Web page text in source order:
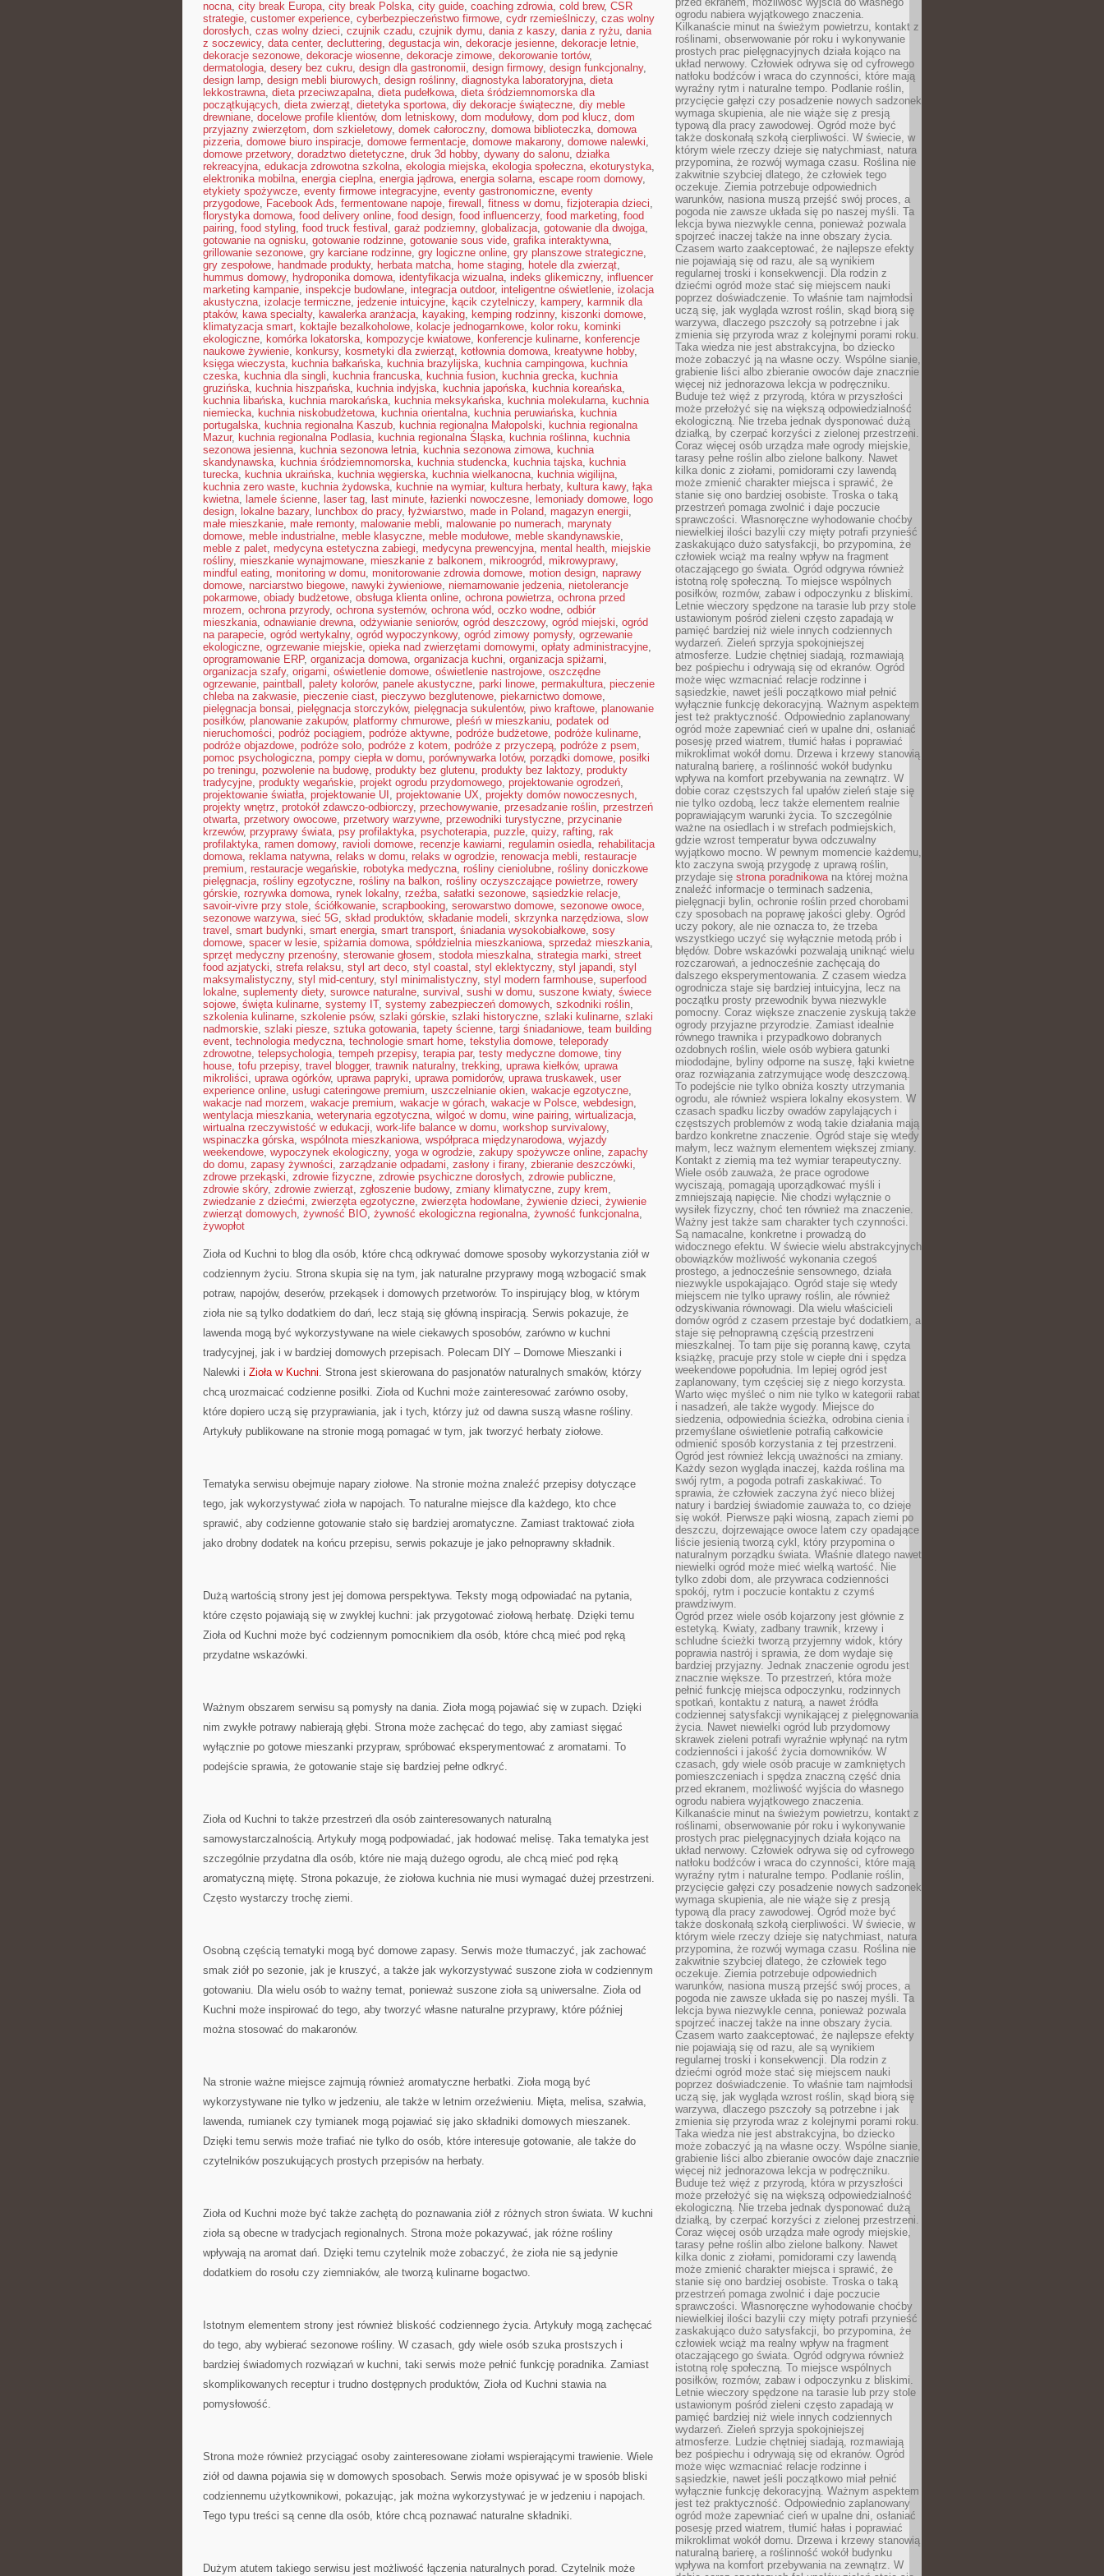
nocna, city break Europa, city break Polska, city guide, coaching zdrowia, cold brew, CSR
strategie, customer experience, cyberbezpieczeństwo firmowe, cydr rzemieślniczy, czas wolny
dorosłych, czas wolny dzieci, czujnik czadu, czujnik dymu, dania z kaszy, dania z ryżu, dania
z soczewicy, data center, decluttering, degustacja win, dekoracje jesienne, dekoracje letnie,
dekoracje sezonowe, dekoracje wiosenne, dekoracje zimowe, dekorowanie tortów,
dermatologia, desery bez cukru, design dla gastronomii, design firmowy, design funkcjonalny,
design lamp, design mebli biurowych, design roślinny, diagnostyka laboratoryjna, dieta
lekkostrawna, dieta przeciwzapalna, dieta pudełkowa, dieta śródziemnomorska dla
początkujących, dieta zwierząt, dietetyka sportowa, diy dekoracje świąteczne, diy meble
drewniane, docelowe profile klientów, dom letniskowy, dom modułowy, dom pod klucz, dom
przyjazny zwierzętom, dom szkieletowy, domek całoroczny, domowa biblioteczka, domowa
pizzeria, domowe biuro inspiracje, domowe fermentacje, domowe makarony, domowe nalewki,
domowe przetwory, doradztwo dietetyczne, druk 3d hobby, dywany do salonu, działka
rekreacyjna, edukacja zdrowotna szkolna, ekologia miejska, ekologia społeczna, ekoturystyka,
elektronika mobilna, energia cieplna, energia jądrowa, energia solarna, escape room domowy,
etykiety spożywcze, eventy firmowe integracyjne, eventy gastronomiczne, eventy
przygodowe, Facebook Ads, fermentowane napoje, firewall , fitness w domu, fizjoterapia dzieci,
florystyka domowa, food delivery online, food design, food influencerzy, food marketing, food
pairing, food styling, food truck festival , garaż podziemny, globalizacja, gotowanie dla dwojga,
gotowanie na ognisku, gotowanie rodzinne, gotowanie sous vide, grafika interaktywna,
grillowanie sezonowe, gry karciane rodzinne, gry logiczne online, gry planszowe strategiczne,
gry zespołowe, handmade produkty, herbata matcha, home staging, hotele dla zwierząt,
hummus domowy, hydroponika domowa, identyfikacja wizualna, indeks glikemiczny, influencer
marketing kampanie, inspekcje budowlane, integracja outdoor, inteligentne oświetlenie, izolacja
akustyczna, izolacje termiczne, jedzenie intuicyjne, kącik czytelniczy, kampery, karmnik dla
ptaków, kawa specialty, kawalerka aranżacja, kayaking, kemping rodzinny, kiszonki domowe,
klimatyzacja smart, koktajle bezalkoholowe, kolacje jednogarnkowe, kolor roku, kominki
ekologiczne, komórka lokatorska, kompozycje kwiatowe, konferencje kulinarne, konferencje
naukowe żywienie, konkursy, kosmetyki dla zwierząt, kotłownia domowa, kreatywne hobby,
księga wieczysta, kuchnia bałkańska, kuchnia brazylijska, kuchnia campingowa, kuchnia
czeska, kuchnia dla singli, kuchnia francuska, kuchnia fusion, kuchnia grecka, kuchnia
gruzińska, kuchnia hiszpańska, kuchnia indyjska, kuchnia japońska, kuchnia koreańska,
kuchnia libańska, kuchnia marokańska, kuchnia meksykańska, kuchnia molekularna, kuchnia
niemiecka, kuchnia niskobudżetowa, kuchnia orientalna, kuchnia peruwiańska, kuchnia
portugalska, kuchnia regionalna Kaszub, kuchnia regionalna Małopolski, kuchnia regionalna
Mazur, kuchnia regionalna Podlasia, kuchnia regionalna Śląska, kuchnia roślinna, kuchnia
sezonowa jesienna, kuchnia sezonowa letnia, kuchnia sezonowa zimowa, kuchnia
skandynawska, kuchnia śródziemnomorska, kuchnia studencka, kuchnia tajska, kuchnia
turecka, kuchnia ukraińska, kuchnia węgierska, kuchnia wielkanocna, kuchnia wigilijna,
kuchnia zero waste, kuchnia żydowska, kuchnie na wymiar, kultura herbaty, kultura kawy, łąka
kwietna, lamele ścienne, laser tag, last minute, łazienki nowoczesne, lemoniady domowe, logo
design, lokalne bazary, lunchbox do pracy, łyżwiarstwo, made in Poland, magazyn energii,
małe mieszkanie, małe remonty, malowanie mebli, malowanie po numerach, marynaty
domowe, meble industrialne, meble klasyczne, meble modułowe, meble skandynawskie,
meble z palet, medycyna estetyczna zabiegi, medycyna prewencyjna, mental health, miejskie
rośliny, mieszkanie wynajmowane, mieszkanie z balkonem, mikroogród, mikrowyprawy,
mindful eating, monitoring w domu, monitorowanie zdrowia domowe, motion design, naprawy
domowe, narciarstwo biegowe, nawyki żywieniowe, niemarnowanie jedzenia, nietolerancje
pokarmowe, obiady budżetowe, obsługa klienta online, ochrona powietrza, ochrona przed
mrozem, ochrona przyrody, ochrona systemów, ochrona wód, oczko wodne, odbiór
mieszkania, odnawianie drewna, odżywianie seniorów, ogród deszczowy, ogród miejski, ogród
na parapecie, ogród wertykalny, ogród wypoczynkowy, ogród zimowy pomysły, ogrzewanie
ekologiczne, ogrzewanie miejskie, opieka nad zwierzętami domowymi, opłaty administracyjne,
oprogramowanie ERP, organizacja domowa, organizacja kuchni, organizacja spiżarni,
organizacja szafy, origami, oświetlenie domowe, oświetlenie nastrojowe, oszczędne
ogrzewanie, paintball , palety kolorów, panele akustyczne, parki linowe, permakultura, pieczenie
chleba na zakwasie, pieczenie ciast, pieczywo bezglutenowe, piekarnictwo domowe,
pielęgnacja bonsai, pielęgnacja storczyków, pielęgnacja sukulentów, piwo kraftowe, planowanie
posiłków, planowanie zakupów, platformy chmurowe, pleśń w mieszkaniu, podatek od
nieruchomości, podróż pociągiem, podróże aktywne, podróże budżetowe, podróże kulinarne,
podróże objazdowe, podróże solo, podróże z kotem, podróże z przyczepą, podróże z psem,
pomoc psychologiczna, pompy ciepła w domu, porównywarka lotów, porządki domowe, posiłki
po treningu, pozwolenie na budowę, produkty bez glutenu, produkty bez laktozy, produkty
tradycyjne, produkty wegańskie, projekt ogrodu przydomowego, projektowanie ogrodzeń,
projektowanie światła, projektowanie UI , projektowanie UX, projekty domów nowoczesnych,
projekty wnętrz, protokół zdawczo-odbiorczy, przechowywanie, przesadzanie roślin, przestrzeń
otwarta, przetwory owocowe, przetwory warzywne, przewodniki turystyczne, przycinanie
krzewów, przyprawy świata, psy profilaktyka, psychoterapia, puzzle, quizy, rafting, rak
profilaktyka, ramen domowy, ravioli domowe, recenzje kawiarni, regulamin osiedla, rehabilitacja
domowa, reklama natywna, relaks w domu, relaks w ogrodzie, renowacja mebli, restauracje
premium, restauracje wegańskie, robotyka medyczna, rośliny cieniolubne, rośliny doniczkowe
pielęgnacja, rośliny egzotyczne, rośliny na balkon, rośliny oczyszczające powietrze, rowery
górskie, rozrywka domowa, rynek lokalny, rzeźba, sałatki sezonowe, sąsiedzkie relacje,
savoir-vivre przy stole, ściółkowanie, scrapbooking, serowarstwo domowe, sezonowe owoce,
sezonowe warzywa, sieć 5G, skład produktów, składanie modeli, skrzynka narzędziowa, slow
travel , smart budynki, smart energia, smart transport, śniadania wysokobiałkowe, sosy
domowe, spacer w lesie, spiżarnia domowa, spółdzielnia mieszkaniowa, sprzedaż mieszkania,
sprzęt medyczny przenośny, sterowanie głosem, stodoła mieszkalna, strategia marki, street
food azjatycki, strefa relaksu, styl art deco, styl coastal , styl eklektyczny, styl japandi, styl
maksymalistyczny, styl mid-century, styl minimalistyczny, styl modern farmhouse, superfood
lokalne, suplementy diety, surowce naturalne, survival , sushi w domu, suszone kwiaty, świece
sojowe, święta kulinarne, systemy IT, systemy zabezpieczeń domowych, szkodniki roślin,
szkolenia kulinarne, szkolenie psów, szlaki górskie, szlaki historyczne, szlaki kulinarne, szlaki
nadmorskie, szlaki piesze, sztuka gotowania, tapety ścienne, targi śniadaniowe, team building
event, technologia medyczna, technologie smart home, tekstylia domowe, teleporady
zdrowotne, telepsychologia, tempeh przepisy, terapia par, testy medyczne domowe, tiny
house, tofu przepisy, travel blogger, trawnik naturalny, trekking, uprawa kiełków, uprawa
mikroliści, uprawa ogórków, uprawa papryki, uprawa pomidorów, uprawa truskawek, user
experience online, usługi cateringowe premium, uszczelnianie okien, wakacje egzotyczne,
wakacje nad morzem, wakacje premium, wakacje w górach, wakacje w Polsce, webdesign,
wentylacja mieszkania, weterynaria egzotyczna, wilgoć w domu, wine pairing, wirtualizacja,
wirtualna rzeczywistość w edukacji, work-life balance w domu, workshop survivalowy,
wspinaczka górska, wspólnota mieszkaniowa, współpraca międzynarodowa, wyjazdy
weekendowe, wypoczynek ekologiczny, yoga w ogrodzie, zakupy spożywcze online, zapachy
do domu, zapasy żywności, zarządzanie odpadami, zasłony i firany, zbieranie deszczówki,
zdrowe przekąski, zdrowie fizyczne, zdrowie psychiczne dorosłych, zdrowie publiczne,
zdrowie skóry, zdrowie zwierząt, zgłoszenie budowy, zmiany klimatyczne, zupy krem,
zwiedzanie z dziećmi, zwierzęta egzotyczne, zwierzęta hodowlane, żywienie dzieci, żywienie
zwierząt domowych, żywność BIO, żywność ekologiczna regionalna, żywność funkcjonalna,
żywopłot
Zioła od Kuchni to blog dla osób, które chcą odkrywać domowe sposoby wykorzystania ziół w
codziennym życiu. Strona skupia się na tym, jak naturalne przyprawy mogą wzbogacić smak
potraw, napojów, deserów, przekąsek i domowych przetworów. To inspirujący blog, w którym
zioła nie są tylko dodatkiem do dań, lecz stają się główną inspiracją. Serwis pokazuje, że
lawenda mogą być wykorzystywane na wiele ciekawych sposobów, zarówno w kuchni
tradycyjnej, jak i w bardziej domowych przepisach. Polecam DIY – Domowe Mieszanki i
Nalewki i Zioła w Kuchni. Strona jest skierowana do pasjonatów naturalnych smaków, którzy
chcą urozmaicać codzienne posiłki. Zioła od Kuchni może zainteresować zarówno osoby,
które dopiero uczą się przyprawiania, jak i tych, którzy już od dawna suszą własne rośliny.
Artykuły publikowane na stronie mogą pomagać w tym, jak tworzyć herbaty ziołowe.
Tematyka serwisu obejmuje napary ziołowe. Na stronie można znaleźć przepisy dotyczące
tego, jak wykorzystywać zioła w napojach. To naturalne miejsce dla każdego, kto chce
sprawić, aby codzienne gotowanie stało się bardziej aromatyczne. Zamiast traktować zioła
jako drobny dodatek na końcu przepisu, serwis pokazuje je jako pełnoprawny składnik.
Dużą wartością strony jest jej domowa perspektywa. Teksty mogą odpowiadać na pytania,
które często pojawiają się w zwykłej kuchni: jak przygotować ziołową herbatę. Dzięki temu
Zioła od Kuchni może być codziennym pomocnikiem dla osób, które chcą mieć pod ręką
przydatne wskazówki.
Ważnym obszarem serwisu są pomysły na dania. Zioła mogą pojawiać się w zupach. Dzięki
nim zwykłe potrawy nabierają głębi. Strona może zachęcać do tego, aby zamiast sięgać
wyłącznie po gotowe mieszanki przypraw, spróbować eksperymentować z aromatami. To
podejście sprawia, że gotowanie staje się bardziej pełne odkryć.
Zioła od Kuchni to także przestrzeń dla osób zainteresowanych naturalną
samowystarczalnością. Artykuły mogą podpowiadać, jak hodować melisę. Taka tematyka jest
szczególnie przydatna dla osób, które nie mają dużego ogrodu, ale chcą mieć pod ręką
aromatyczną miętę. Strona pokazuje, że ziołowa kuchnia nie musi wymagać dużej przestrzeni.
Często wystarczy trochę ziemi.
Osobną częścią tematyki mogą być domowe zapasy. Serwis może tłumaczyć, jak zachować
smak ziół po sezonie, jak je kruszyć, a także jak wykorzystywać suszone zioła w codziennym
gotowaniu. Dla wielu osób to ważny temat, ponieważ suszone zioła są uniwersalne. Zioła od
Kuchni może inspirować do tego, aby tworzyć własne naturalne przyprawy, które później
można stosować do makaronów.
Na stronie ważne miejsce zajmują również aromatyczne herbatki. Zioła mogą być
wykorzystywane nie tylko w jedzeniu, ale także w letnim orzeźwieniu. Mięta, melisa, szałwia,
lawenda, rumianek czy tymianek mogą pojawiać się jako składniki domowych mieszanek.
Dzięki temu serwis może trafiać nie tylko do osób, które interesuje gotowanie, ale także do
czytelników poszukujących prostych przepisów na herbaty.
Zioła od Kuchni może być także zachętą do poznawania ziół z różnych stron świata. W kuchni
zioła są obecne w tradycjach regionalnych. Strona może pokazywać, jak różne rośliny
wpływają na aromat dań. Dzięki temu czytelnik może zobaczyć, że zioła nie są jedynie
dodatkiem do rosołu czy ziemniaków, ale tworzą kulinarne bogactwo.
Istotnym elementem strony jest również bliskość codziennego życia. Artykuły mogą zachęcać
do tego, aby wybierać sezonowe rośliny. W czasach, gdy wiele osób szuka prostszych i
bardziej świadomych rozwiązań w kuchni, taki serwis może pełnić funkcję poradnika. Zamiast
skomplikowanych receptur i trudno dostępnych produktów, Zioła od Kuchni stawia na
pomysłowość.
Strona może również przyciągać osoby zainteresowane ziołami wspierającymi trawienie. Wiele
ziół od dawna pojawia się w domowych sposobach. Serwis może opisywać je w sposób bliski
codziennemu użytkownikowi, pokazując, jak można wykorzystywać je w jedzeniu i napojach.
Tego typu treści są cenne dla osób, które chcą poznawać naturalne składniki.
Dużym atutem takiego serwisu jest możliwość łączenia naturalnych porad. Czytelnik może
ogrodu nabiera wyjątkowego znaczenia.
Kilkanaście minut na świeżym powietrzu, kontakt z
roślinami, obserwowanie pór roku i wykonywanie
prostych prac pielęgnacyjnych działa kojąco na
układ nerwowy. Człowiek odrywa się od cyfrowego
natłoku bodźców i wraca do czynności, które mają
wyraźny rytm i naturalne tempo. Podlanie roślin,
przycięcie gałęzi czy posadzenie nowych sadzonek
wymaga skupienia, ale nie wiąże się z presją
typową dla pracy zawodowej. Ogród może być
także doskonałą szkołą cierpliwości. W świecie, w
którym wiele rzeczy dzieje się natychmiast, natura
przypomina, że rozwój wymaga czasu. Roślina nie
zakwitnie szybciej dlatego, że człowiek tego
oczekuje. Ziemia potrzebuje odpowiednich
warunków, nasiona muszą przejść swój proces, a
pogoda nie zawsze układa się po naszej myśli. Ta
lekcja bywa niezwykle cenna, ponieważ pozwala
spojrzeć inaczej także na inne obszary życia.
Czasem warto zaakceptować, że najlepsze efekty
nie pojawiają się od razu, ale są wynikiem
regularnej troski i konsekwencji. Dla rodzin z
dziećmi ogród może stać się miejscem nauki
poprzez doświadczenie. To właśnie tam najmłodsi
uczą się, jak wygląda wzrost roślin, skąd biorą się
warzywa, dlaczego pszczoły są potrzebne i jak
zmienia się przyroda wraz z kolejnymi porami roku.
Taka wiedza nie jest abstrakcyjna, bo dziecko
może zobaczyć ją na własne oczy. Wspólne sianie,
grabienie liści albo zbieranie owoców daje znacznie
więcej niż jednorazowa lekcja w podręczniku.
Buduje też więź z przyrodą, która w przyszłości
może przełożyć się na większą odpowiedzialność
ekologiczną. Nie trzeba jednak dysponować dużą
działką, by czerpać korzyści z zielonej przestrzeni.
Coraz więcej osób urządza małe ogrody miejskie,
tarasy pełne roślin albo zielone balkony. Nawet
kilka donic z ziołami, pomidorami czy lawendą
może zmienić charakter miejsca i sprawić, że
stanie się ono bardziej osobiste. Troska o taką
przestrzeń pomaga zwolnić i daje poczucie
sprawczości. Własnoręczne wyhodowanie choćby
niewielkiej ilości bazylii czy mięty potrafi przynieść
zaskakująco dużo satysfakcji, bo przypomina, że
człowiek wciąż ma realny wpływ na fragment
otaczającego go świata. Ogród odgrywa również
istotną rolę społeczną. To miejsce wspólnych
posiłków, rozmów, zabaw i odpoczynku z bliskimi.
Letnie wieczory spędzone na tarasie lub przy stole
ustawionym pośród zieleni często zapadają w
pamięć bardziej niż wiele innych codziennych
wydarzeń. Zieleń sprzyja spokojniejszej
atmosferze. Ludzie chętniej siadają, rozmawiają
bez pośpiechu i odrywają się od ekranów. Ogród
może więc wzmacniać relacje rodzinne i
sąsiedzkie, nawet jeśli początkowo miał pełnić
wyłącznie funkcję dekoracyjną. Ważnym aspektem
jest też praktyczność. Odpowiednio zaplanowany
ogród może zapewniać cień w upalne dni, osłaniać
posesję przed wiatrem, tłumić hałas i poprawiać
mikroklimat wokół domu. Drzewa i krzewy stanowią
naturalną barierę, a roślinność wokół budynku
wpływa na komfort przebywania na zewnątrz. W
dobie coraz częstszych fal upałów zieleń staje się
nie tylko ozdobą, lecz także elementem realnie
poprawiającym warunki życia. To szczególnie
ważne na osiedlach i w strefach podmiejskich,
gdzie wzrost temperatur bywa odczuwalny
wyjątkowo mocno. W pewnym momencie każdemu,
kto zaczyna swoją przygodę z uprawą roślin,
przydaje się strona poradnikowana której można
znaleźć informacje o terminach sadzenia,
pielęgnacji bylin, ochronie roślin przed chorobami
czy sposobach na poprawę jakości gleby. Ogród
uczy pokory, ale nie oznacza to, że trzeba
wszystkiego uczyć się wyłącznie metodą prób i
błędów. Dobre wskazówki pozwalają uniknąć wielu
rozczarowań, a jednocześnie zachęcają do
dalszego eksperymentowania. Z czasem wiedza
ogrodnicza staje się bardziej intuicyjna, lecz na
początku prosty przewodnik bywa niezwykle
pomocny. Coraz większe znaczenie zyskują także
ogrody przyjazne przyrodzie. Zamiast idealnie
równego trawnika i przypadkowo dobranych
ozdobnych roślin, wiele osób wybiera gatunki
miododajne, byliny odporne na suszę, łąki kwietne
oraz rozwiązania zatrzymujące wodę deszczową.
To podejście nie tylko obniża koszty utrzymania
ogrodu, ale również wspiera lokalny ekosystem. W
czasach spadku liczby owadów zapylających i
częstszych problemów z wodą takie działania mają
bardzo konkretne znaczenie. Ogród staje się wtedy
małym, lecz ważnym elementem większej zmiany.
Kontakt z ziemią ma też wymiar terapeutyczny.
Wiele osób zauważa, że prace ogrodowe
wyciszają, pomagają uporządkować myśli i
zmniejszają napięcie. Nie chodzi wyłącznie o
wysiłek fizyczny, choć ten również ma znaczenie.
Ważny jest także sam charakter tych czynności.
Są namacalne, konkretne i prowadzą do
widocznego efektu. W świecie wielu abstrakcyjnych
obowiązków możliwość wykonania czegoś
prostego, a jednocześnie sensownego, działa
niezwykle uspokajająco. Ogród staje się wtedy
miejscem nie tylko uprawy roślin, ale również
odzyskiwania równowagi. Dla wielu właścicieli
domów ogród z czasem przestaje być dodatkiem, a
staje się pełnoprawną częścią przestrzeni
mieszkalnej. To tam pije się poranną kawę, czyta
książkę, pracuje przy stole w ciepłe dni i spędza
weekendowe popołudnia. Im lepiej ogród jest
zaplanowany, tym częściej się z niego korzysta.
Warto więc myśleć o nim nie tylko w kategorii rabat
i nasadzeń, ale także wygody. Miejsce do
siedzenia, odpowiednia ścieżka, odrobina cienia i
przemyślane oświetlenie potrafią całkowicie
odmienić sposób korzystania z tej przestrzeni.
Ogród jest również lekcją uważności na zmiany.
Każdy sezon wygląda inaczej, każda roślina ma
swój rytm, a pogoda potrafi zaskakiwać. To
sprawia, że człowiek zaczyna żyć nieco bliżej
natury i bardziej świadomie zauważa to, co dzieje
się wokół. Pierwsze pąki wiosną, zapach ziemi po
deszczu, dojrzewające owoce latem czy opadające
liście jesienią tworzą cykl, który przypomina o
naturalnym porządku świata. Właśnie dlatego nawet
niewielki ogród może mieć wielką wartość. Nie
tylko zdobi dom, ale przywraca codzienności
spokój, rytm i poczucie kontaktu z czymś
prawdziwym.
Ogród przez wiele osób kojarzony jest głównie z
estetyką. Kwiaty, zadbany trawnik, krzewy i
schludne ścieżki tworzą przyjemny widok, który
poprawia nastrój i sprawia, że dom wydaje się
bardziej przyjazny. Jednak znaczenie ogrodu jest
znacznie większe. To przestrzeń, która może
pełnić funkcję miejsca odpoczynku, rodzinnych
spotkań, kontaktu z naturą, a nawet źródła
codziennej satysfakcji wynikającej z pielęgnowania
życia. Nawet niewielki ogród lub przydomowy
skrawek zieleni potrafi wyraźnie wpłynąć na rytm
codzienności i jakość życia domowników. W
czasach, gdy wiele osób pracuje w zamkniętych
pomieszczeniach i spędza znaczną część dnia
przed ekranem, możliwość wyjścia do własnego
ogrodu nabiera wyjątkowego znaczenia.
Kilkanaście minut na świeżym powietrzu, kontakt z
roślinami, obserwowanie pór roku i wykonywanie
prostych prac pielęgnacyjnych działa kojąco na
układ nerwowy. Człowiek odrywa się od cyfrowego
natłoku bodźców i wraca do czynności, które mają
wyraźny rytm i naturalne tempo. Podlanie roślin,
przycięcie gałęzi czy posadzenie nowych sadzonek
wymaga skupienia, ale nie wiąże się z presją
typową dla pracy zawodowej. Ogród może być
także doskonałą szkołą cierpliwości. W świecie, w
którym wiele rzeczy dzieje się natychmiast, natura
przypomina, że rozwój wymaga czasu. Roślina nie
zakwitnie szybciej dlatego, że człowiek tego
oczekuje. Ziemia potrzebuje odpowiednich
warunków, nasiona muszą przejść swój proces, a
pogoda nie zawsze układa się po naszej myśli. Ta
lekcja bywa niezwykle cenna, ponieważ pozwala
spojrzeć inaczej także na inne obszary życia.
Czasem warto zaakceptować, że najlepsze efekty
nie pojawiają się od razu, ale są wynikiem
regularnej troski i konsekwencji. Dla rodzin z
dziećmi ogród może stać się miejscem nauki
poprzez doświadczenie. To właśnie tam najmłodsi
uczą się, jak wygląda wzrost roślin, skąd biorą się
warzywa, dlaczego pszczoły są potrzebne i jak
zmienia się przyroda wraz z kolejnymi porami roku.
Taka wiedza nie jest abstrakcyjna, bo dziecko
może zobaczyć ją na własne oczy. Wspólne sianie,
grabienie liści albo zbieranie owoców daje znacznie
więcej niż jednorazowa lekcja w podręczniku.
Buduje też więź z przyrodą, która w przyszłości
może przełożyć się na większą odpowiedzialność
ekologiczną. Nie trzeba jednak dysponować dużą
działką, by czerpać korzyści z zielonej przestrzeni.
Coraz więcej osób urządza małe ogrody miejskie,
tarasy pełne roślin albo zielone balkony. Nawet
kilka donic z ziołami, pomidorami czy lawendą
może zmienić charakter miejsca i sprawić, że
stanie się ono bardziej osobiste. Troska o taką
przestrzeń pomaga zwolnić i daje poczucie
sprawczości. Własnoręczne wyhodowanie choćby
niewielkiej ilości bazylii czy mięty potrafi przynieść
zaskakująco dużo satysfakcji, bo przypomina, że
człowiek wciąż ma realny wpływ na fragment
otaczającego go świata. Ogród odgrywa również
istotną rolę społeczną. To miejsce wspólnych
posiłków, rozmów, zabaw i odpoczynku z bliskimi.
Letnie wieczory spędzone na tarasie lub przy stole
ustawionym pośród zieleni często zapadają w
pamięć bardziej niż wiele innych codziennych
wydarzeń. Zieleń sprzyja spokojniejszej
atmosferze. Ludzie chętniej siadają, rozmawiają
bez pośpiechu i odrywają się od ekranów. Ogród
może więc wzmacniać relacje rodzinne i
sąsiedzkie, nawet jeśli początkowo miał pełnić
wyłącznie funkcję dekoracyjną. Ważnym aspektem
jest też praktyczność. Odpowiednio zaplanowany
ogród może zapewniać cień w upalne dni, osłaniać
posesję przed wiatrem, tłumić hałas i poprawiać
mikroklimat wokół domu. Drzewa i krzewy stanowią
naturalną barierę, a roślinność wokół budynku
wpływa na komfort przebywania na zewnątrz. W